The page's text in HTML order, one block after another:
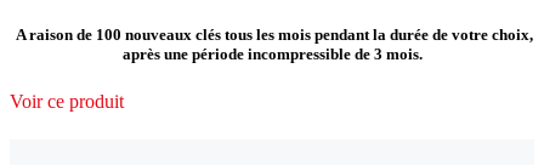
A raison de 100 nouveaux clés tous les mois pendant la durée de votre choix,
après une période incompressible de 3 mois.
Voir ce produit